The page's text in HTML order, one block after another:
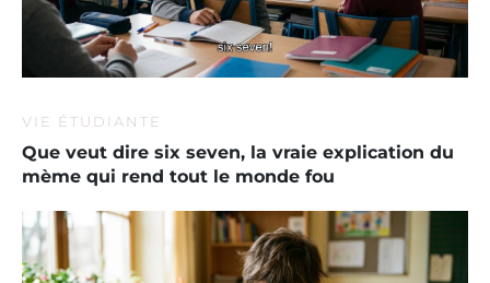
VIE ÉTUDIANTE
Que veut dire six seven, la vraie explication du
mème qui rend tout le monde fou